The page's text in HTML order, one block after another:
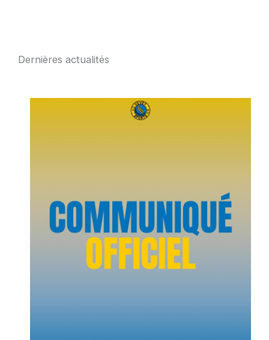
Dernières actualités